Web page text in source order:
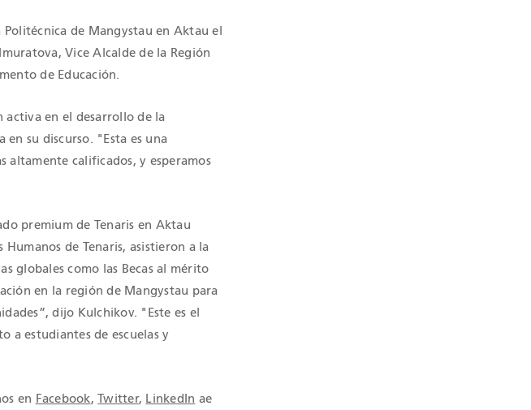
Politécnica de Mangystau en Aktau el
Vice Alcalde de la Región
de Educación.
activa en el desarrollo de la
su discurso. "Esta es una
altamente calificados, y esperamos
premium de Tenaris en Aktau
Humanos de Tenaris, asistieron a la
globales como las Becas al mérito
en la región de Mangystau para
dijo Kulchikov. "Este es el
a estudiantes de escuelas y
en Facebook, Twitter, LinkedIn ae